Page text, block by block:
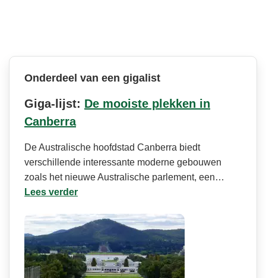
Onderdeel van een gigalist
Giga-lijst: De mooiste plekken in
Canberra
De Australische hoofdstad Canberra biedt
verschillende interessante moderne gebouwen
zoals het nieuwe Australische parlement, een…
Lees verder